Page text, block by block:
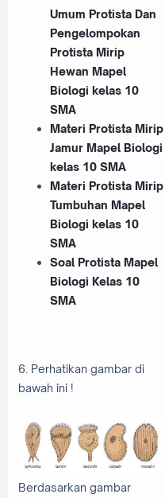
Umum Protista Dan
Pengelompokan
Protista Mirip
Hewan Mapel
Biologi kelas 10
SMA
Materi Protista Mirip
Jamur Mapel Biologi
kelas 10 SMA
Materi Protista Mirip
Tumbuhan Mapel
Biologi kelas 10
SMA
Soal Protista Mapel
Biologi Kelas 10
SMA
6. Perhatikan gambar di
bawah ini !
Berdasarkan gambar